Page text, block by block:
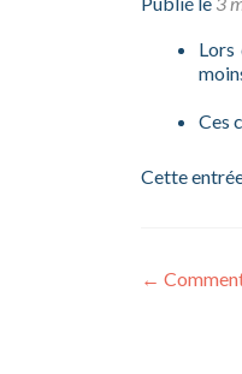
Lors
Ces
Cette
←